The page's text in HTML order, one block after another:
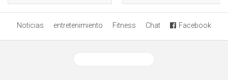
de Karina Torres
Noticias entretenimiento Fitness Chat Facebook